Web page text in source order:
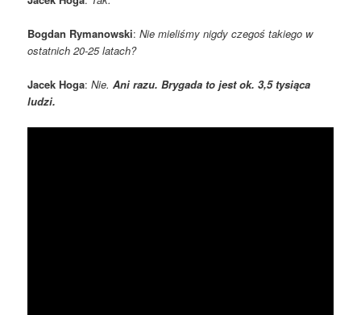
Bogdan Rymanowski:Nie mieliśmy nigdy czegoś takiego w
ostatnich 20-25 latach?
Jacek Hoga:Nie.Ani razu. Brygada to jest ok. 3,5 tysiąca
ludzi.